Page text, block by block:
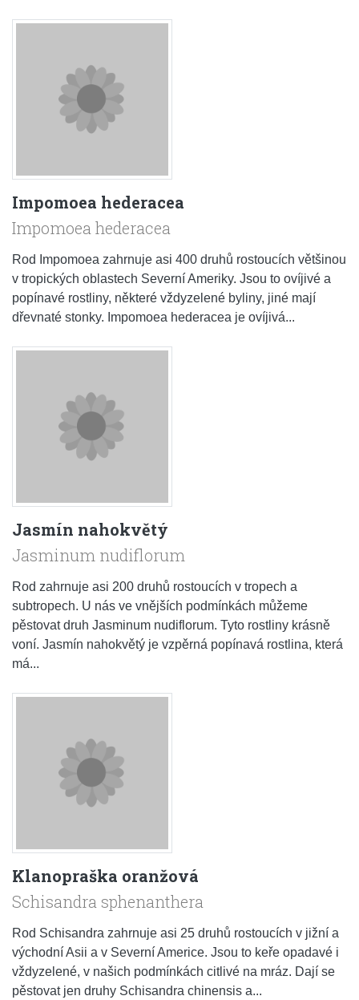
Impomoea hederacea
Impomoea hederacea
Rod Impomoea zahrnuje asi 400 druhů rostoucích většinou
v tropických oblastech Severní Ameriky. Jsou to ovíjivé a
popínavé rostliny, některé vždyzelené byliny, jiné mají
dřevnaté stonky. Impomoea hederacea je ovíjivá...
Jasmín nahokvětý
Jasminum nudiflorum
Rod zahrnuje asi 200 druhů rostoucích v tropech a
subtropech. U nás ve vnějších podmínkách můžeme
pěstovat druh Jasminum nudiflorum. Tyto rostliny krásně
voní. Jasmín nahokvětý je vzpěrná popínavá rostlina, která
má...
Klanopraška oranžová
Schisandra sphenanthera
Rod Schisandra zahrnuje asi 25 druhů rostoucích v jižní a
východní Asii a v Severní Americe. Jsou to keře opadavé i
vždyzelené, v našich podmínkách citlivé na mráz. Dají se
pěstovat jen druhy Schisandra chinensis a...